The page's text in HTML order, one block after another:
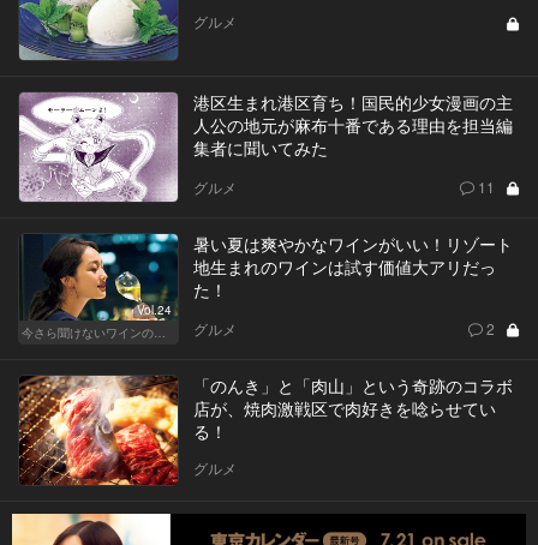
グルメ
港区生まれ港区育ち！国民的少女漫画の主
人公の地元が麻布十番である理由を担当編
集者に聞いてみた
グルメ 11
Vol.24
暑い夏は爽やかなワインがいい！リゾート
地生まれのワインは試す価値大アリだっ
た！
グルメ 2
「のんき」と「肉山」という奇跡のコラボ
店が、焼肉激戦区で肉好きを唸らせてい
る！
グルメ